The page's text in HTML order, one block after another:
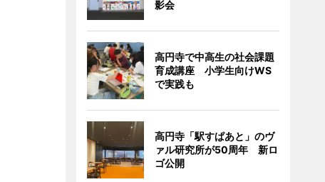
影会
高円寺で中高生の社会課題
育成講座 小学生向けWS
で実践も
高円寺「駅すぱあと」のヴ
ァル研究所が50周年 新ロ
ゴ公開